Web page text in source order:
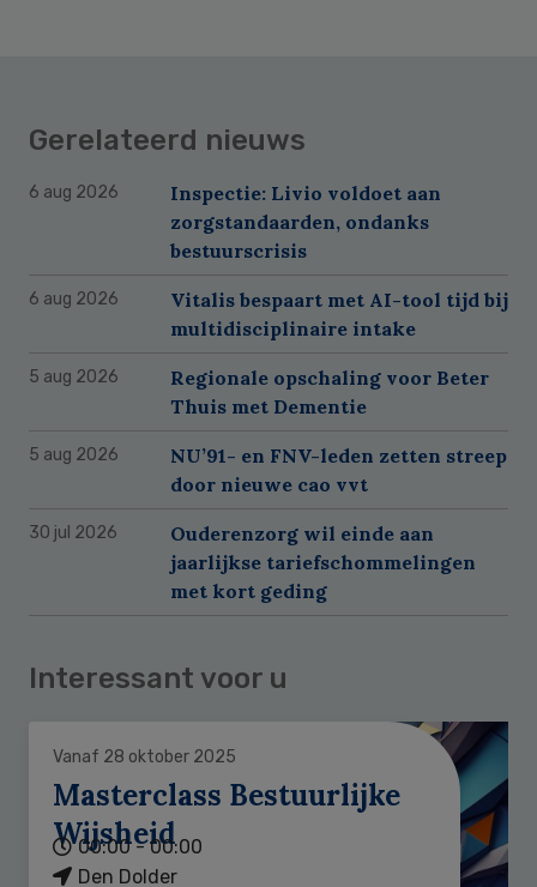
Gerelateerd nieuws
6 aug 2026
Inspectie: Livio voldoet aan
zorgstandaarden, ondanks
bestuurscrisis
6 aug 2026
Vitalis bespaart met AI-tool tijd bij
multidisciplinaire intake
5 aug 2026
Regionale opschaling voor Beter
Thuis met Dementie
5 aug 2026
NU’91- en FNV-leden zetten streep
door nieuwe cao vvt
30 jul 2026
Ouderenzorg wil einde aan
jaarlijkse tariefschommelingen
met kort geding
Interessant voor u
Vanaf 28 oktober 2025
Masterclass Bestuurlijke
Wijsheid
00:00 - 00:00
Den Dolder